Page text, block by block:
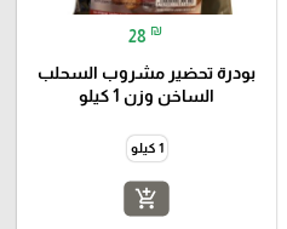
28 ₪
بودرة تحضير مشروب السحلب
الساخن وزن 1 كيلو
1 كيلو
add_shopping_cart